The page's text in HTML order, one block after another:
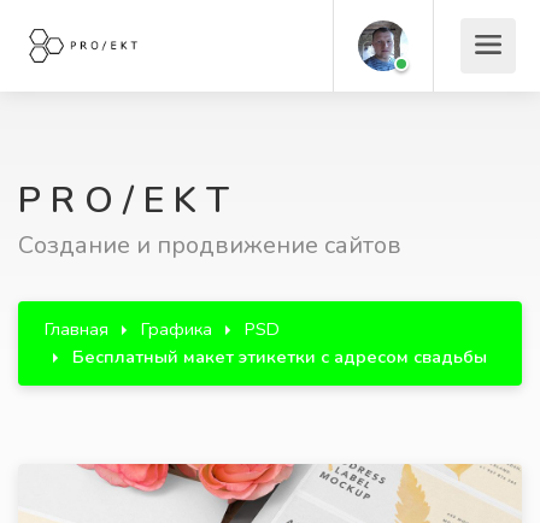
P R O / E K T
Создание и продвижение сайтов
Главная Графика
PSD
Бесплатный макет этикетки с адресом свадьбы